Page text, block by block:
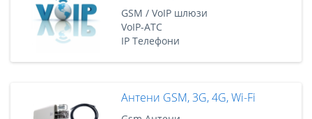
GSM / VoIP шлюзи
VoIP-АТС
IP Телефони
Антени GSM, 3G, 4G, Wi-Fi